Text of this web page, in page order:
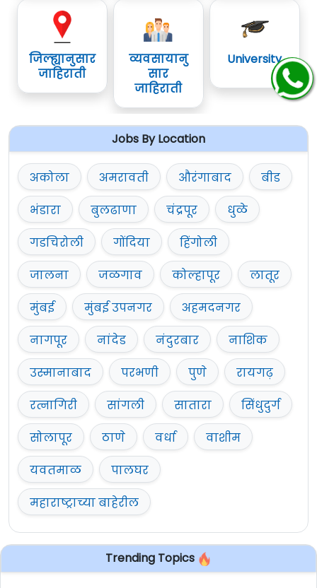
जिल्ह्यानुसार
जाहिराती
व्यवसायानु
सार
जाहिराती
University
Jobs By Location
अकोला अमरावती औरंगाबाद
बीड
भंडारा
बुलढाणा चंद्रपूर
धुळे
गडचिरोली
गोंदिया
हिंगोली
जालना
जळगाव कोल्हापूर
लातूर
मुंबई
मुंबई उपनगर
अहमदनगर
नागपूर
नांदेड नंदुरबार
नाशिक
उस्मानाबाद
परभणी पुणे
रायगढ़
रत्नागिरी
सांगली सातारा
सिंधुदुर्ग
सोलापूर
ठाणे वर्धा
वाशीम
यवतमाळ
पालघर
महाराष्ट्राच्या बाहेरील
Trending Topics